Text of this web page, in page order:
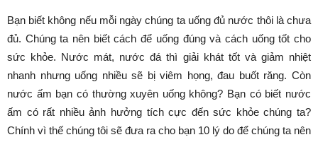
Bạn biết không nếu mỗi ngày chúng ta uống đủ nước thôi là chưa
đủ. Chúng ta nên biết cách để uống đúng và cách uống tốt cho
sức khỏe. Nước mát, nước đá thì giải khát tốt và giảm nhiệt
nhanh nhưng uống nhiều sẽ bị viêm họng, đau buốt răng. Còn
nước ấm bạn có thường xuyên uống không? Bạn có biết nước
ấm có rất nhiều ảnh hưởng tích cực đến sức khỏe chúng ta?
Chính vì thế chúng tôi sẽ đưa ra cho bạn 10 lý do để chúng ta nên